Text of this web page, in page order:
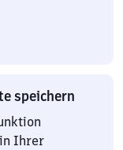
speichern
Ihrer